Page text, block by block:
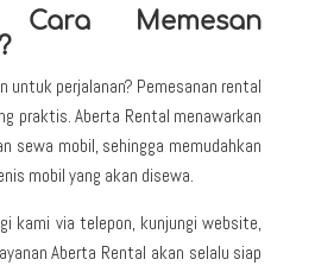
Cara Memesan
untuk perjalanan? Pemesanan rental
praktis. Aberta Rental menawarkan
sewa mobil, sehingga memudahkan
mobil yang akan disewa.
kami via telepon, kunjungi website,
Aberta Rental akan selalu siap